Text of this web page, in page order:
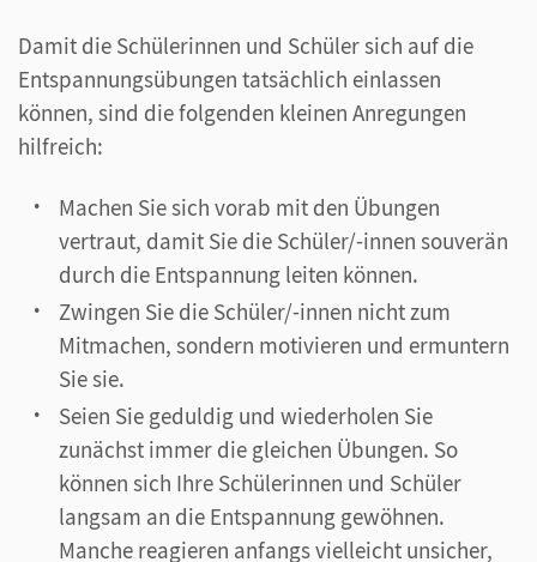
Damit die Schülerinnen und Schüler sich auf die
Entspannungsübungen tatsächlich einlassen
können, sind die folgenden kleinen Anregungen
hilfreich:
Machen Sie sich vorab mit den Übungen
vertraut, damit Sie die Schüler/-innen souverän
durch die Entspannung leiten können.
Zwingen Sie die Schüler/-innen nicht zum
Mitmachen, sondern motivieren und ermuntern
Sie sie.
Seien Sie geduldig und wiederholen Sie
zunächst immer die gleichen Übungen. So
können sich Ihre Schülerinnen und Schüler
langsam an die Entspannung gewöhnen.
Manche reagieren anfangs vielleicht unsicher,